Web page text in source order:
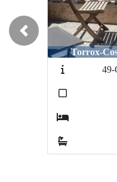
Torrox-
Previous